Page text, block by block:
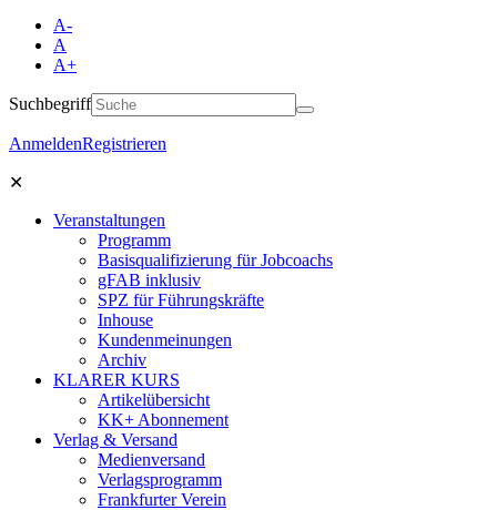
A-
A
A+
Suchbegriff
AnmeldenRegistrieren
✕
Veranstaltungen
Programm
Basisqualifizierung für Jobcoachs
gFAB inklusiv
SPZ für Führungskräfte
Inhouse
Kundenmeinungen
Archiv
KLARER KURS
Artikelübersicht
KK+ Abonnement
Verlag & Versand
Medienversand
Verlagsprogramm
Frankfurter Verein